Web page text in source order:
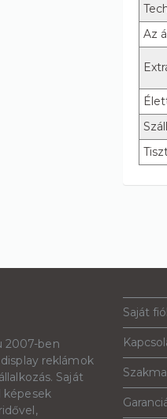
Az
2007-ben
reklámok
Saját
képesek
Saját